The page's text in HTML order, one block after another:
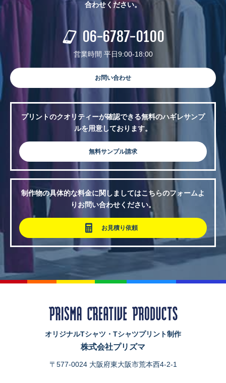
合わせください。
06-6787-0100
営業時間 平日9:00-18:00
お問い合わせ
プリントのクオリティーが確認できる無料のハギレサンプ
ルを用意しております。
無料サンプル請求
制作物の具体的な料金に関しましてはこちらのフォームよ
りお問い合わせください。
お見積り依頼
オリジナルTシャツ・Tシャツプリント制作
株式会社プリズマ
〒577-0024 大阪府東大阪市荒本西4-2-1